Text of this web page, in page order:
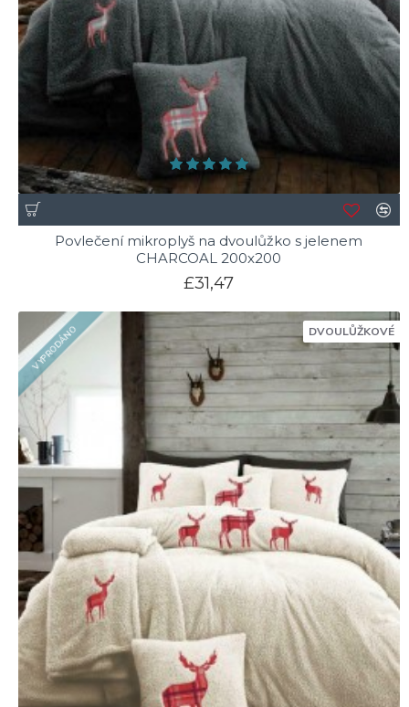
Povlečení mikroplyš na dvoulůžko s jelenem
CHARCOAL 200x200
£31,47
DVOULŮŽKOVÉ
VYPRODÁNO